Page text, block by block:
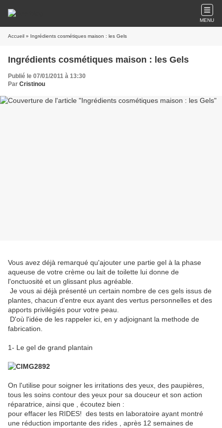
MENU
Accueil » Ingrédients cosmétiques maison : les Gels
Ingrédients cosmétiques maison : les Gels
Publié le 07/01/2011 à 13:30
Par Cristinou
Vous avez déjà remarqué qu'ajouter une partie gel à la phase
aqueuse de votre crème ou lait de toilette lui donne de
l'onctuosité et un glissant plus agréable.
Je vous ai déjà présenté un certain nombre de ces gels issus de
plantes, chacun d'entre eux ayant des vertus personnelles et des
apports privilégiés pour votre peau.
D'où l'idée de les rappeler ici, en y adjoignant la methode de
fabrication.
1- Le gel de grand plantain
On l'utilise pour soigner les irritations des yeux, des paupières,
tous les soins contour des yeux pour sa douceur et son action
réparatrice, ainsi que , écoutez bien :
pour effacer les RIDES! des tests en laboratoire ayant montré
une réduction importante des rides , après 12 semaines de